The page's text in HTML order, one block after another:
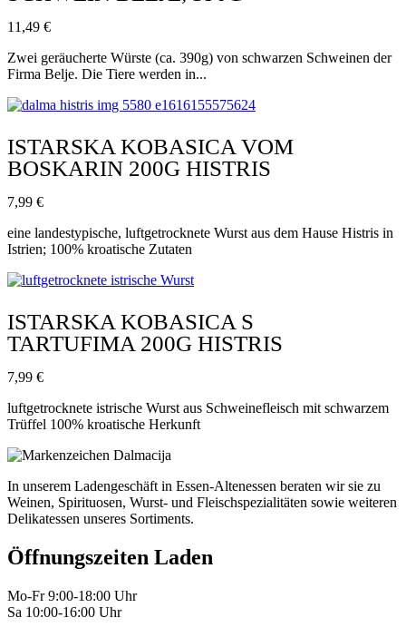
11,49 €
Zwei geräucherte Würste (ca. 390g) von schwarzen Schweinen der
Firma Belje. Die Tiere werden in...
ISTARSKA KOBASICA VOM
BOSKARIN 200G HISTRIS
7,99 €
eine landestypische, luftgetrocknete Wurst aus dem Hause Histris in
Istrien; 100% kroatische Zutaten
ISTARSKA KOBASICA S
TARTUFIMA 200G HISTRIS
7,99 €
luftgetrocknete istrische Wurst aus Schweinefleisch mit schwarzem
Trüffel 100% kroatische Herkunft
In unserem Ladengeschäft in Essen-Altenessen beraten wir sie zu
Weinen, Spirituosen, Wurst- und Fleischspezialitäten sowie weiteren
Delikatessen unseres Sortiments.
Öffnungszeiten Laden
Mo-Fr 9:00-18:00 Uhr
Sa 10:00-16:00 Uhr